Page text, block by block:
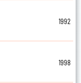
1992
1998